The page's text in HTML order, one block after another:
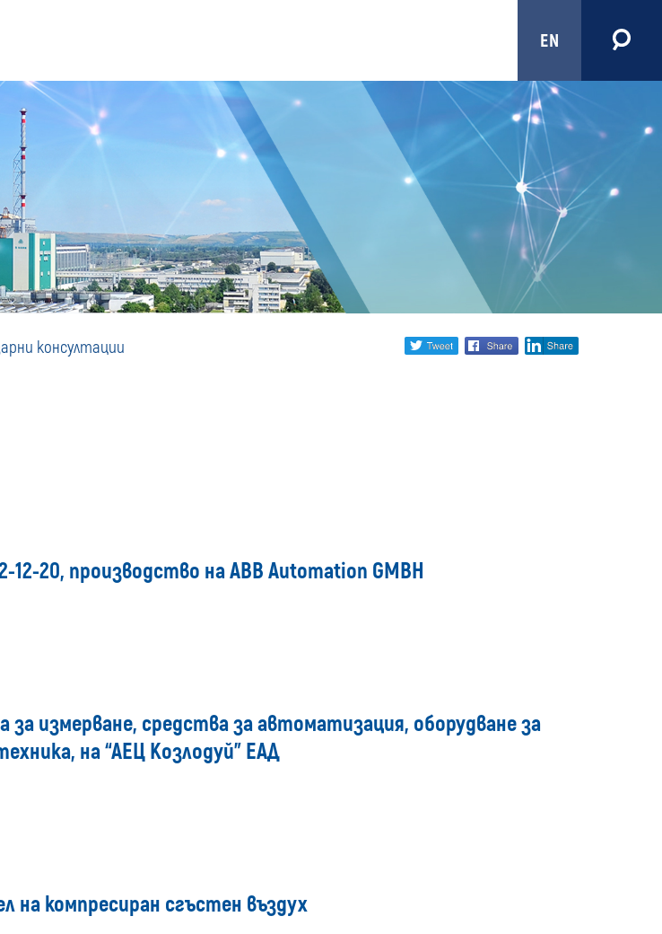
EN
консултации
Пазарни
Share
twitter facebook
12-20, производство на ABB Automation GMBH
измерване, средства за автоматизация, оборудване за
на “АЕЦ Козлодуй” ЕАД
на компресиран сгъстен въздух